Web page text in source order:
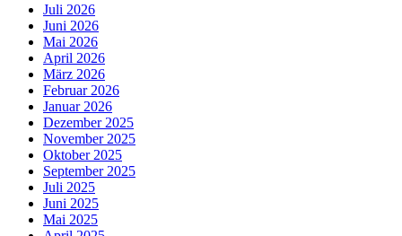
Juli 2026
Juni 2026
Mai 2026
April 2026
März 2026
Februar 2026
Januar 2026
Dezember 2025
November 2025
Oktober 2025
September 2025
Juli 2025
Juni 2025
Mai 2025